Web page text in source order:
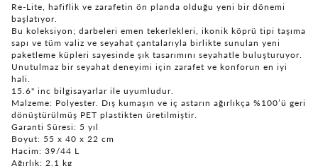
Re-Lite, hafiflik ve zarafetin ön planda olduğu yeni bir dönemi
başlatıyor.
Bu koleksiyon; darbeleri emen tekerlekleri, ikonik köprü tipi taşıma
sapı ve tüm valiz ve seyahat çantalarıyla birlikte sunulan yeni
paketleme küpleri sayesinde şık tasarımını seyahatle buluşturuyor.
Unutulmaz bir seyahat deneyimi için zarafet ve konforun en iyi
hali.
15.6" inc bilgisayarlar ile uyumludur.
Malzeme: Polyester. Dış kumaşın ve iç astarın ağırlıkça %100’ü geri
dönüştürülmüş PET plastikten üretilmiştir.
Garanti Süresi: 5 yıl
Boyut: 55 x 40 x 22 cm
Hacim: 39/44 L
Ağırlık: 2.1 kg